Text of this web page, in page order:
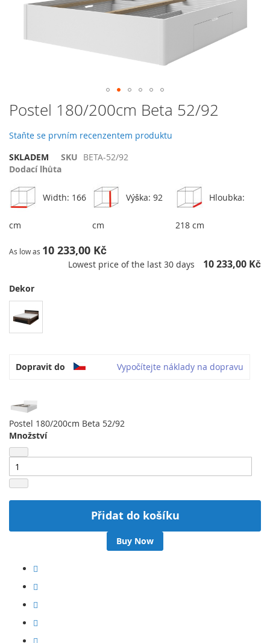
obrázky
Přeskočit
na
galerie
s
obrázky
Postel 180/200cm Beta 52/92
Staňte se prvním recenzentem produktu
SKLADEM
SKU BETA-52/92
Dodací lhůta
Width: 166
cm
Výška: 92
cm
Hloubka:
218 cm
As low as 10 233,00 Kč
Lowest price of the last 30 days 10 233,00 Kč
Dekor
Dopravit do Vypočítejte náklady na dopravu
Postel 180/200cm Beta 52/92
Množství
Přidat do košíku
Buy Now